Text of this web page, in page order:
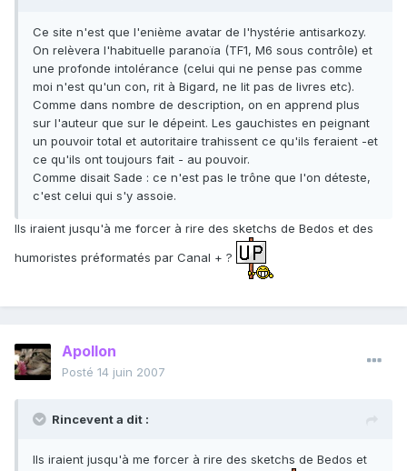
Ce site n'est que l'enième avatar de l'hystérie antisarkozy.
On relèvera l'habituelle paranoïa (TF1, M6 sous contrôle) et
une profonde intolérance (celui qui ne pense pas comme
moi n'est qu'un con, rit à Bigard, ne lit pas de livres etc).
Comme dans nombre de description, on en apprend plus
sur l'auteur que sur le dépeint. Les gauchistes en peignant
un pouvoir total et autoritaire trahissent ce qu'ils feraient -et
ce qu'ils ont toujours fait - au pouvoir.
Comme disait Sade : ce n'est pas le trône que l'on déteste,
c'est celui qui s'y assoie.
Ils iraient jusqu'à me forcer à rire des sketchs de Bedos et des
humoristes préformatés par Canal + ?
Apollon
Posté 14 juin 2007
Rincevent a dit :
Ils iraient jusqu'à me forcer à rire des sketchs de Bedos et